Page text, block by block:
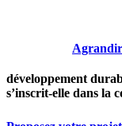
Agrandir
développement
s’inscrit-elle dans la